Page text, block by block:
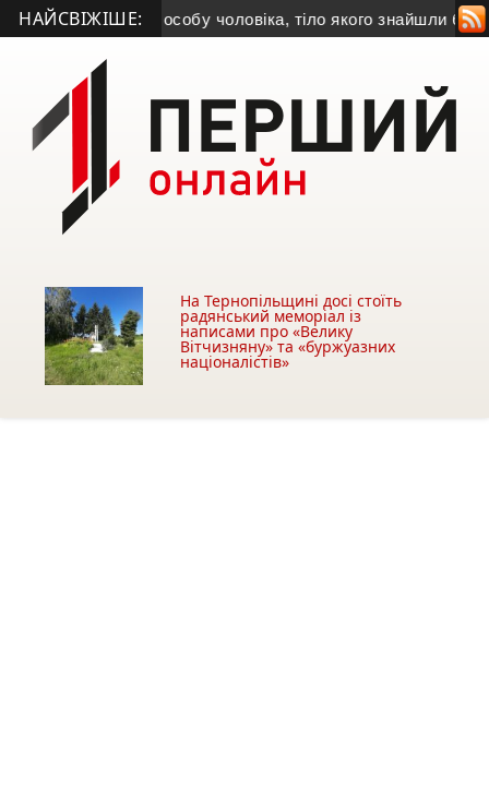
НАЙСВІЖІШЕ:
встановила особу чоловіка, тіло якого знайшли біля АЗС у
На Тернопільщині досі стоїть
радянський меморіал із
написами про «Велику
Вітчизняну» та «буржуазних
націоналістів»